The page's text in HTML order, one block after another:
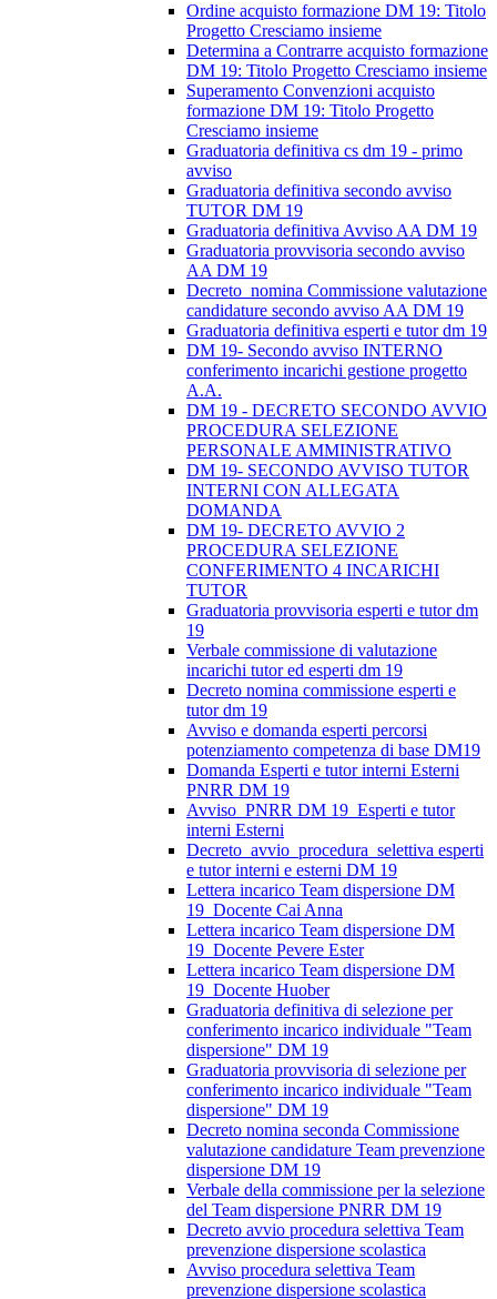
Ordine acquisto formazione DM 19: Titolo
Progetto Cresciamo insieme
Determina a Contrarre acquisto formazione
DM 19: Titolo Progetto Cresciamo insieme
Superamento Convenzioni acquisto
formazione DM 19: Titolo Progetto
Cresciamo insieme
Graduatoria definitiva cs dm 19 - primo
avviso
Graduatoria definitiva secondo avviso
TUTOR DM 19
Graduatoria definitiva Avviso AA DM 19
Graduatoria provvisoria secondo avviso
AA DM 19
Decreto_nomina Commissione valutazione
candidature secondo avviso AA DM 19
Graduatoria definitiva esperti e tutor dm 19
DM 19- Secondo avviso INTERNO
conferimento incarichi gestione progetto
A.A.
DM 19 - DECRETO SECONDO AVVIO
PROCEDURA SELEZIONE
PERSONALE AMMINISTRATIVO
DM 19- SECONDO AVVISO TUTOR
INTERNI CON ALLEGATA
DOMANDA
DM 19- DECRETO AVVIO 2
PROCEDURA SELEZIONE
CONFERIMENTO 4 INCARICHI
TUTOR
Graduatoria provvisoria esperti e tutor dm
19
Verbale commissione di valutazione
incarichi tutor ed esperti dm 19
Decreto nomina commissione esperti e
tutor dm 19
Avviso e domanda esperti percorsi
potenziamento competenza di base DM19
Domanda Esperti e tutor interni Esterni
PNRR DM 19
Avviso_PNRR DM 19_Esperti e tutor
interni Esterni
Decreto_avvio_procedura_selettiva esperti
e tutor interni e esterni DM 19
Lettera incarico Team dispersione DM
19_Docente Cai Anna
Lettera incarico Team dispersione DM
19_Docente Pevere Ester
Lettera incarico Team dispersione DM
19_Docente Huober
Graduatoria definitiva di selezione per
conferimento incarico individuale "Team
dispersione" DM 19
Graduatoria provvisoria di selezione per
conferimento incarico individuale "Team
dispersione" DM 19
Decreto nomina seconda Commissione
valutazione candidature Team prevenzione
dispersione DM 19
Verbale della commissione per la selezione
del Team dispersione PNRR DM 19
Decreto avvio procedura selettiva Team
prevenzione dispersione scolastica
Avviso procedura selettiva Team
prevenzione dispersione scolastica